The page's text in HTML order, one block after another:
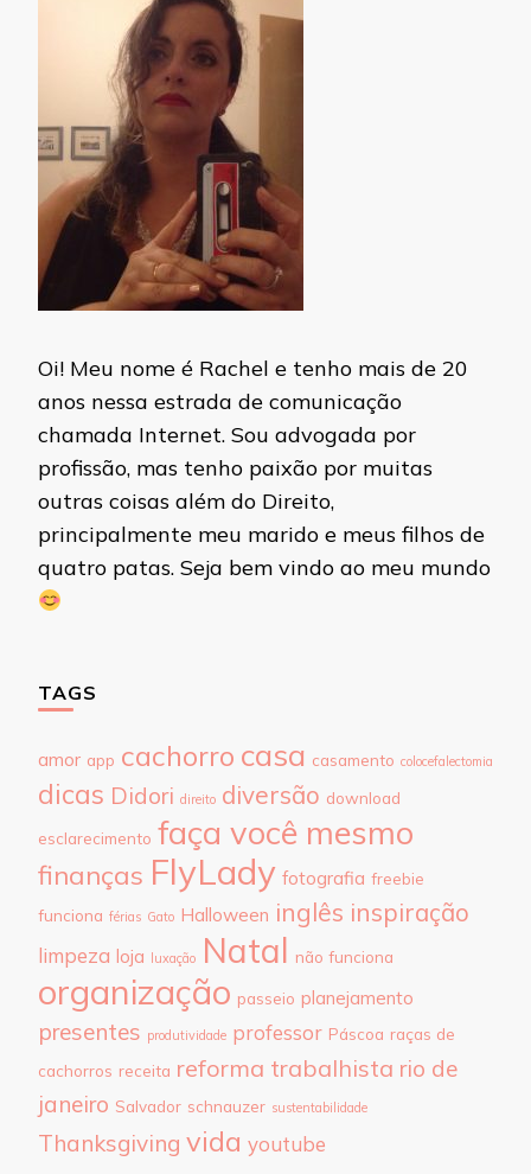
Oi! Meu nome é Rachel e tenho mais de 20
anos nessa estrada de comunicação
chamada Internet. Sou advogada por
profissão, mas tenho paixão por muitas
outras coisas além do Direito,
principalmente meu marido e meus filhos de
quatro patas. Seja bem vindo ao meu mundo
TAGS
amor app cachorro casa casamento colocefalectomia
dicas Didori direito diversão download
esclarecimento faça você mesmo
finanças FlyLady fotografia freebie
funciona férias Gato Halloween inglês inspiração
limpeza loja luxação Natal não funciona
organização passeio planejamento
presentes produtividade professor Páscoa raças de
cachorros receita reforma trabalhista rio de
janeiro Salvador schnauzer sustentabilidade
Thanksgiving vida youtube